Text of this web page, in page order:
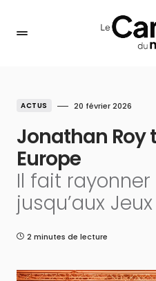
ACTUS 20 février 2026
Jonathan Roy
Europe
Il fait
jusqu’aux
2 minutes de lecture